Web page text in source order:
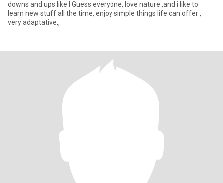
downs and ups like I Guess everyone, love nature ,and i like to
learn new stuff all the time, enjoy simple things life can offer ,
very adaptative,,